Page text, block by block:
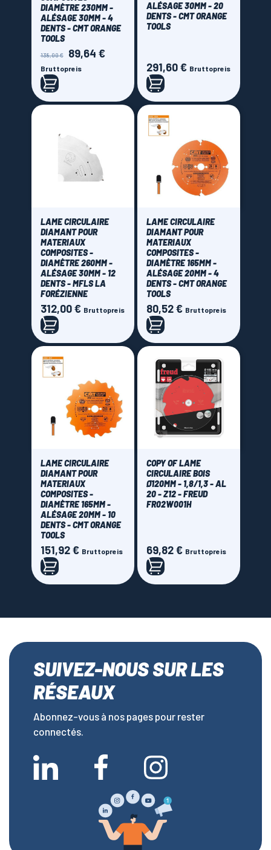
DIAMÈTRE 230MM -
ALÉSAGE 30MM - 4
DENTS - CMT ORANGE
TOOLS
Verkaufspreis
138,00 € Preis
89,64 €
Bruttopreis
ALÉSAGE 30MM - 20
DENTS - CMT ORANGE
TOOLS
Preis
291,60 € Bruttopreis
LAME CIRCULAIRE
DIAMANT POUR
MATERIAUX
COMPOSITES -
DIAMÈTRE 260MM -
ALÉSAGE 30MM - 12
DENTS - MFLS LA
FORÉZIENNE
Preis
312,00 € Bruttopreis
LAME CIRCULAIRE
DIAMANT POUR
MATERIAUX
COMPOSITES -
DIAMÈTRE 165MM -
ALÉSAGE 20MM - 4
DENTS - CMT ORANGE
TOOLS
Preis
80,52 € Bruttopreis
LAME CIRCULAIRE
DIAMANT POUR
MATERIAUX
COMPOSITES -
DIAMÈTRE 165MM -
ALÉSAGE 20MM - 10
DENTS - CMT ORANGE
TOOLS
Preis
151,92 € Bruttopreis
COPY OF LAME
CIRCULAIRE BOIS
Ø120MM - 1,8/1,3 - AL
20 - Z12 - FREUD
FR02W001H
Preis
69,82 € Bruttopreis
SUIVEZ-NOUS SUR LES
RÉSEAUX
Abonnez-vous à nos pages pour rester
connectés.